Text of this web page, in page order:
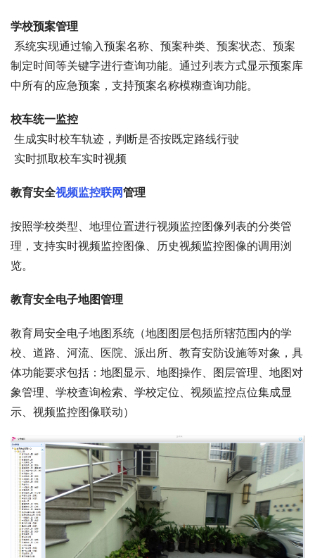
学校预案管理
制定时间等关键字进行查询功能。通过列表方式显示预案库
中所有的应急预案，支持预案名称模糊查询功能。
校车统一监控
生成实时校车轨迹，判断是否按既定路线行驶
实时抓取校车实时视频
教育安全视频监控联网管理
按照学校类型、地理位置进行视频监控图像列表的分类管
理，支持实时视频监控图像、历史视频监控图像的调用浏
览。
教育安全电子地图管理
教育局安全电子地图系统（地图图层包括所辖范围内的学
校、道路、河流、医院、派出所、教育安防设施等对象，具
体功能要求包括：地图显示、地图操作、图层管理、地图对
象管理、学校查询检索、学校定位、视频监控点位集成显
示、视频监控图像联动）